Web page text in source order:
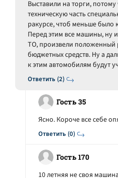
Ответить (2)
Выставили на торги,
техническую часть
ракурсе, чтоб меньше было
Перед этим все машины, ну
ТО, произвели положенный
бюджетных средств. Ну а
к этим автомобилям будут
Гость 35
Ответить (0)
Ясно. Короче все себе
Гость 170
10 летняя не своя